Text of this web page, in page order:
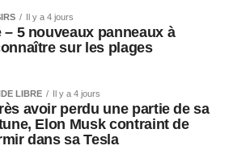
Il y a 4 jours
– 5 nouveaux panneaux à
sur les plages
LIBRE Il y a 4 jours
avoir perdu une partie de sa
Elon Musk contraint de
dans sa Tesla